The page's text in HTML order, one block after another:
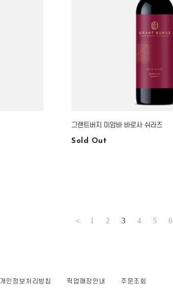
그랜트버지 미암바 바로사 쉬라즈
Sold Out
<< 1 2 3 4 5 6
개인정보처리방침 픽업매장안내 주문조회